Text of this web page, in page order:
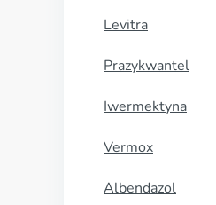
Levitra
Prazykwantel
Iwermektyna
Vermox
Albendazol